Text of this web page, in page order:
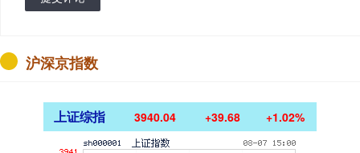
沪深京指数
上证综指 3940.04 +39.68 +1.02%